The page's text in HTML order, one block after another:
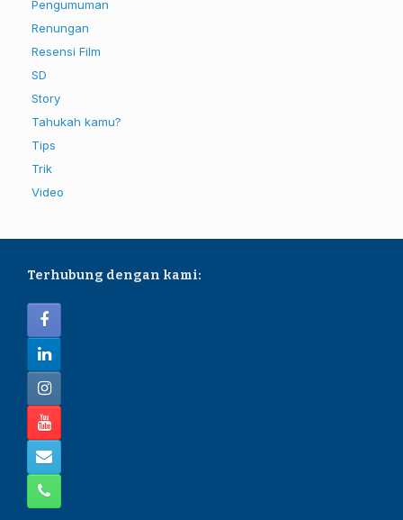
Pengumuman
Renungan
Resensi Film
SD
Story
Tahukah kamu?
Tips
Trik
Video
Terhubung dengan kami: